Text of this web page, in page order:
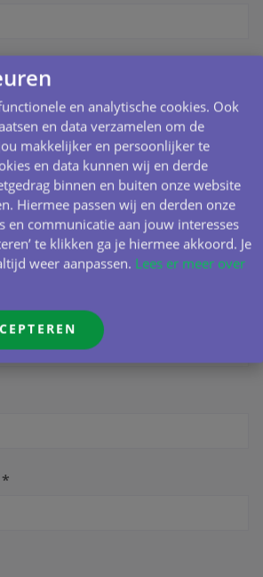
en analytische cookies. Ook
en data verzamelen om de
makkelijker en persoonlijker te
en data kunnen wij en derde
binnen en buiten onze website
Hiermee passen wij en derden onze
en communicatie aan jouw interesses
te klikken ga je hiermee akkoord. Je
weer aanpassen. Lees er meer over
Huisnummer: *